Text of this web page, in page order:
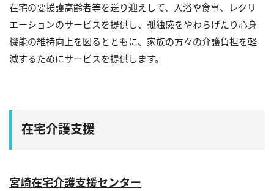
在宅の要援護高齢者等を送り迎えして、入浴や食事、レクリ
エーションのサービスを提供し、孤独感をやわらげたり心身
機能の維持向上を図るとともに、家族の方々の介護負担を軽
減するためにサービスを提供します。
在宅介護支援
宮崎在宅介護支援センター